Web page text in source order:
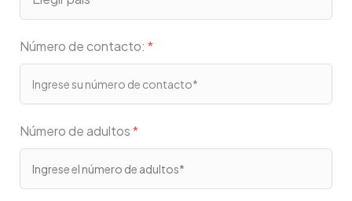
Número de contacto: *
Número de adultos*